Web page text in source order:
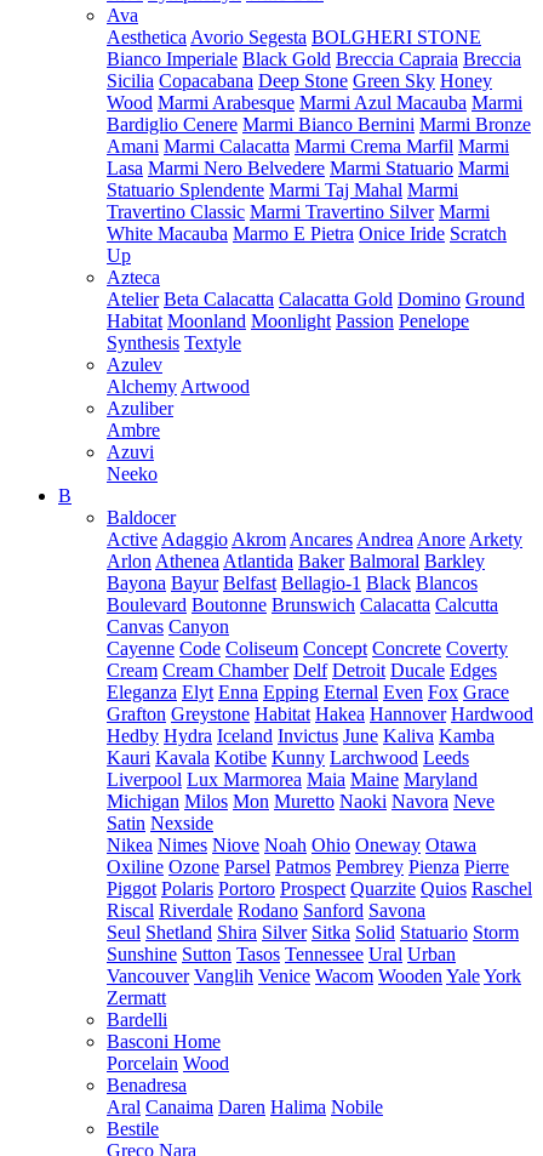
Ava
Aesthetica Avorio Segesta BOLGHERI STONE
Bianco Imperiale Black Gold Breccia Capraia Breccia
Sicilia Copacabana Deep Stone Green Sky Honey
Wood Marmi Arabesque Marmi Azul Macauba Marmi
Bardiglio Cenere Marmi Bianco Bernini Marmi Bronze
Amani Marmi Calacatta Marmi Crema Marfil Marmi
Lasa Marmi Nero Belvedere Marmi Statuario Marmi
Statuario Splendente Marmi Taj Mahal Marmi
Travertino Classic Marmi Travertino Silver Marmi
White Macauba Marmo E Pietra Onice Iride Scratch
Up
Azteca
Atelier Beta Calacatta Calacatta Gold Domino Ground
Habitat Moonland Moonlight Passion Penelope
Synthesis Textyle
Azulev
Alchemy Artwood
Azuliber
Ambre
Azuvi
Neeko
B
Baldocer
Active Adaggio Akrom Ancares Andrea Anore Arkety
Arlon Athenea Atlantida Baker Balmoral Barkley
Bayona Bayur Belfast Bellagio-1 Black Blancos
Boulevard Boutonne Brunswich Calacatta Calcutta
Canvas Canyon
Cayenne Code Coliseum Concept Concrete Coverty
Cream Cream Chamber Delf Detroit Ducale Edges
Eleganza Elyt Enna Epping Eternal Even Fox Grace
Grafton Greystone Habitat Hakea Hannover Hardwood
Hedby Hydra Iceland Invictus June Kaliva Kamba
Kauri Kavala Kotibe Kunny Larchwood Leeds
Liverpool Lux Marmorea Maia Maine Maryland
Michigan Milos Mon Muretto Naoki Navora Neve
Satin Nexside
Nikea Nimes Niove Noah Ohio Oneway Otawa
Oxiline Ozone Parsel Patmos Pembrey Pienza Pierre
Piggot Polaris Portoro Prospect Quarzite Quios Raschel
Riscal Riverdale Rodano Sanford Savona
Seul Shetland Shira Silver Sitka Solid Statuario Storm
Sunshine Sutton Tasos Tennessee Ural Urban
Vancouver Vanglih Venice Wacom Wooden YaleYork
Zermatt
Bardelli
Basconi Home
Porcelain Wood
Benadresa
Aral Canaima Daren Halima Nobile
Bestile
Greco Nara